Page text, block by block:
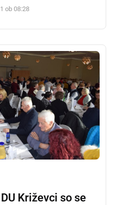
ob 08:28
Križevci so se